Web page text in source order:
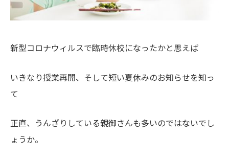
新型コロナウィルスで臨時休校になったかと思えば
いきなり授業再開、そして短い夏休みのお知らせを知っ
て
正直、うんざりしている親御さんも多いのではないでし
ょうか。